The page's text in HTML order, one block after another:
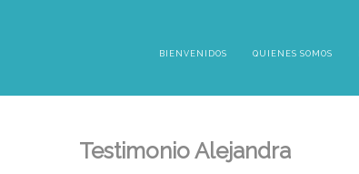
BIENVENIDOS QUIENES SOMOS
Testimonio Alejandra